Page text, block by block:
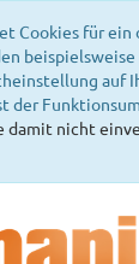
Cookies für ein
beispielsweise
auf
der
damit nicht